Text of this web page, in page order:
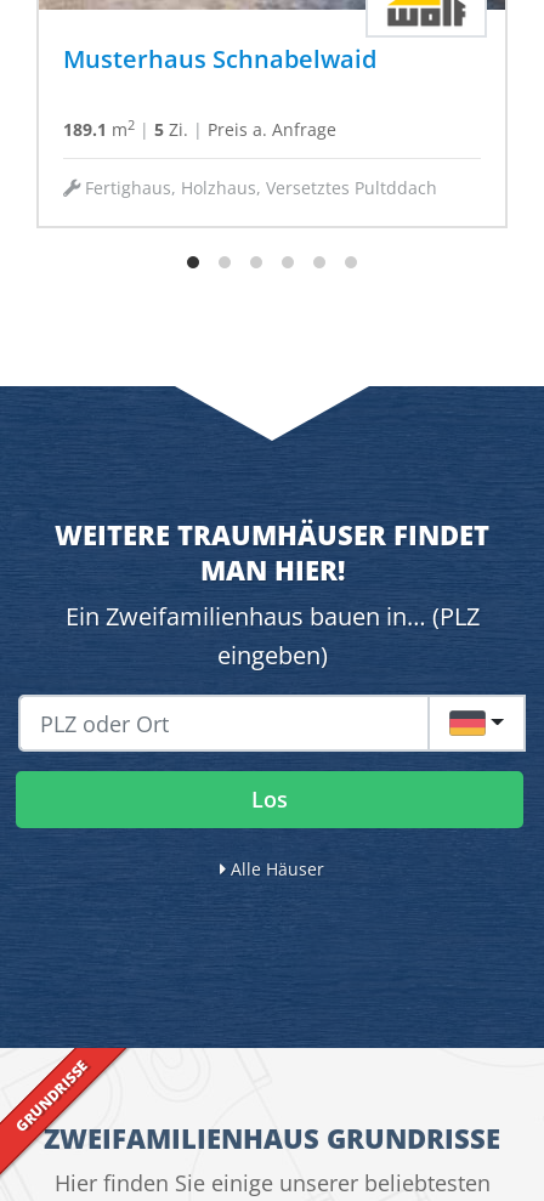
Musterhaus Schnabelwaid
189.1 m2 | 5 Zi. | Preis a. Anfrage
Fertighaus, Holzhaus, Versetztes Pultddach
WEITERE TRAUMHÄUSER FINDET
MAN HIER!
Ein Zweifamilienhaus bauen in… (PLZ
eingeben)
DE
Los
Alle Häuser
ZWEIFAMILIENHAUS GRUNDRISSE
Hier finden Sie einige unserer beliebtesten